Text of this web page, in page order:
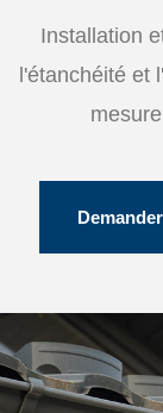
Installation
l'étanchéité et